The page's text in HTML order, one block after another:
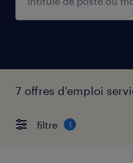
7 offres d'emploi
filtre 1